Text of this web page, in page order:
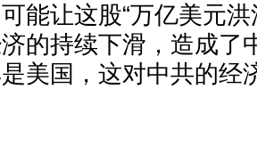
能让这股“万亿美元
的持续下滑，造成了
美国，这对中共的经